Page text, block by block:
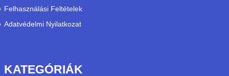
Felhasználási Feltételek
Adatvédelmi Nyilatkozat
KATEGÓRIÁK